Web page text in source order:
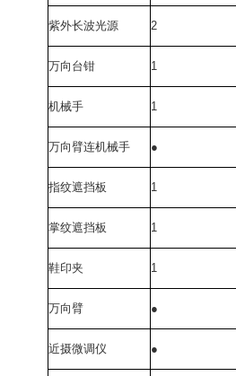
紫外长波光源 2
万向台钳 1
机械手 1
万向臂连机械手 ●
指纹遮挡板 1
掌纹遮挡板 1
鞋印夹 1
万向臂 ●
近摄微调仪 ●